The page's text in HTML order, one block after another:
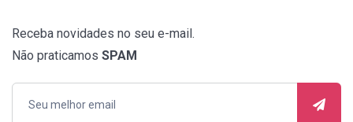
Receba novidades no seu e-mail.
Não praticamos SPAM